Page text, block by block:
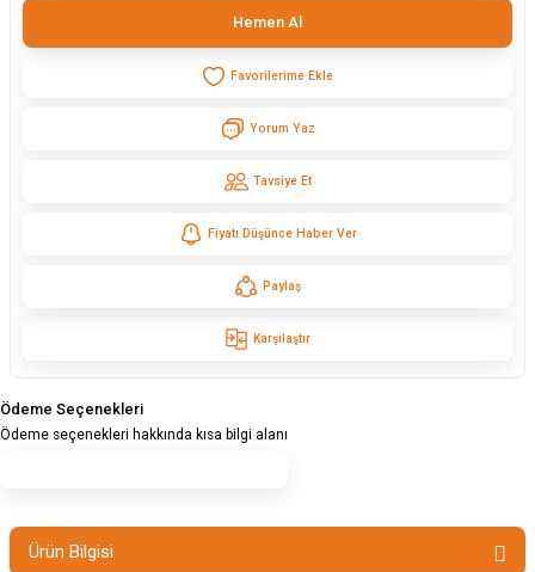
Hemen Al
Yorum Yaz
Tavsiye Et
Fiyatı Düşünce Haber Ver
Paylaş
Karşılaştır
Ödeme Seçenekleri
Ödeme seçenekleri hakkında kısa bilgi alanı
Ürün Bilgisi